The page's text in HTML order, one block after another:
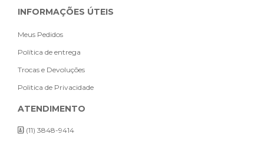
INFORMAÇÕES ÚTEIS
Meus Pedidos
Política de entrega
Trocas e Devoluções
Politica de Privacidade
ATENDIMENTO
(11) 3848-9414